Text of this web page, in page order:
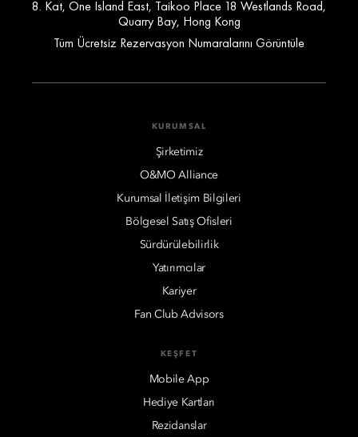
8. Kat, One Island East, Taikoo Place 18 Westlands Road,
Quarry Bay, Hong Kong
Tüm Ücretsiz Rezervasyon Numaralarını Görüntüle
KURUMSAL
Şirketimiz
O&MO Alliance
Kurumsal İletişim Bilgileri
Bölgesel Satış Ofisleri
Sürdürülebilirlik
Yatırımcılar
Kariyer
Fan Club Advisors
KEŞFET
Mobile App
Hediye Kartları
Rezidanslar